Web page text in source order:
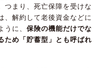
つまり、死亡保障を受けな
、解約して老後資金などに
うに、 保険の機能だけでな
ため「貯蓄型」とも呼ばれ